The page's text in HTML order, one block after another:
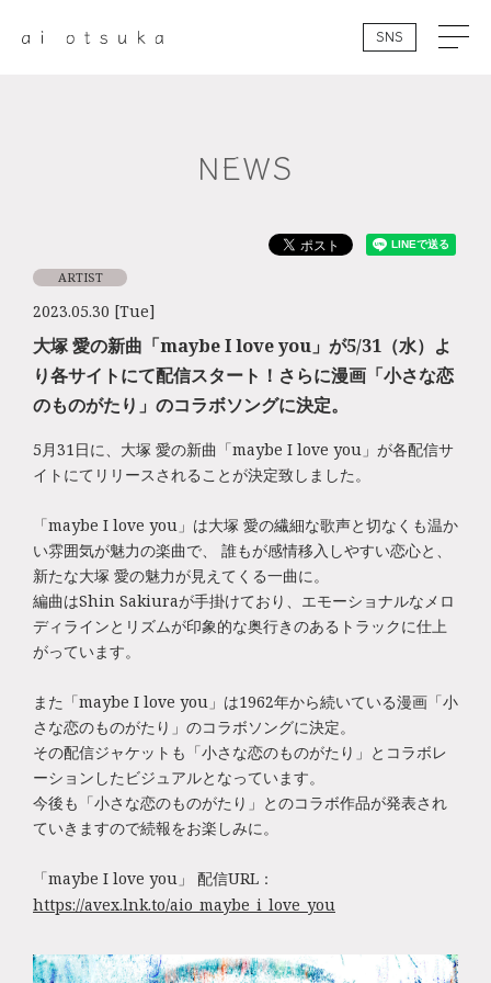
SNS
NEWS
2023.05.30 [Tue]
ARTIST
大塚 愛の新曲「maybe I love you」が5/31（水）よ
り各サイトにて配信スタート！さらに漫画「小さな恋
のものがたり」のコラボソングに決定。
5月31日に、大塚 愛の新曲「maybe I love you」が各配信サ
イトにてリリースされることが決定致しました。
「maybe I love you」は大塚 愛の繊細な歌声と切なくも温か
い雰囲気が魅力の楽曲で、 誰もが感情移入しやすい恋心と、
新たな大塚 愛の魅力が見えてくる一曲に。
編曲はShin Sakiuraが手掛けており、エモーショナルなメロ
ディラインとリズムが印象的な奥行きのあるトラックに仕上
がっています。
また「maybe I love you」は1962年から続いている漫画「小
さな恋のものがたり」のコラボソングに決定。
その配信ジャケットも「小さな恋のものがたり」とコラボレ
ーションしたビジュアルとなっています。
今後も「小さな恋のものがたり」とのコラボ作品が発表され
ていきますので続報をお楽しみに。
「maybe I love you」 配信URL：
https://avex.lnk.to/aio_maybe_i_love_you